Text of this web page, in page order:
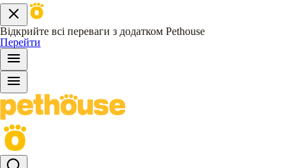
Відкрийте всі переваги з додатком Pethouse
Перейти